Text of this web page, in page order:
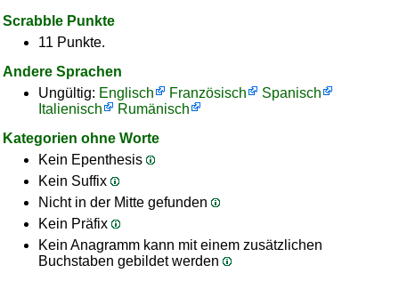
Scrabble Punkte
11 Punkte.
Andere Sprachen
Ungültig: Englisch Französisch
Spanisch
Italienisch
Rumänisch
Kategorien ohne Worte
Kein Epenthesis
Kein Suffix
Nicht in der Mitte gefunden
Kein Präfix
Kein Anagramm kann mit einem zusätzlichen
Buchstaben gebildet werden